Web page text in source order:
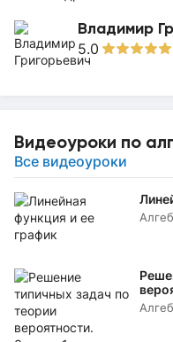
Владимир
5.0
Видеоуроки по
Все видеоуроки